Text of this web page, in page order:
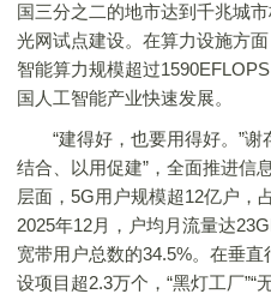
国三分之二的地市达到千兆城
光网试点建设。在算力设施方
智能算力规模超过
国人工智能产业快速发展。
“建得好，也要用得好。”谢
结合、以用促建”，全面推进信
层面，5G用户规模超12亿户，
2025年12月，户均月流量达
宽带用户总数的34.5%。在垂直
设项目超2.3万个，“黑灯工厂”“